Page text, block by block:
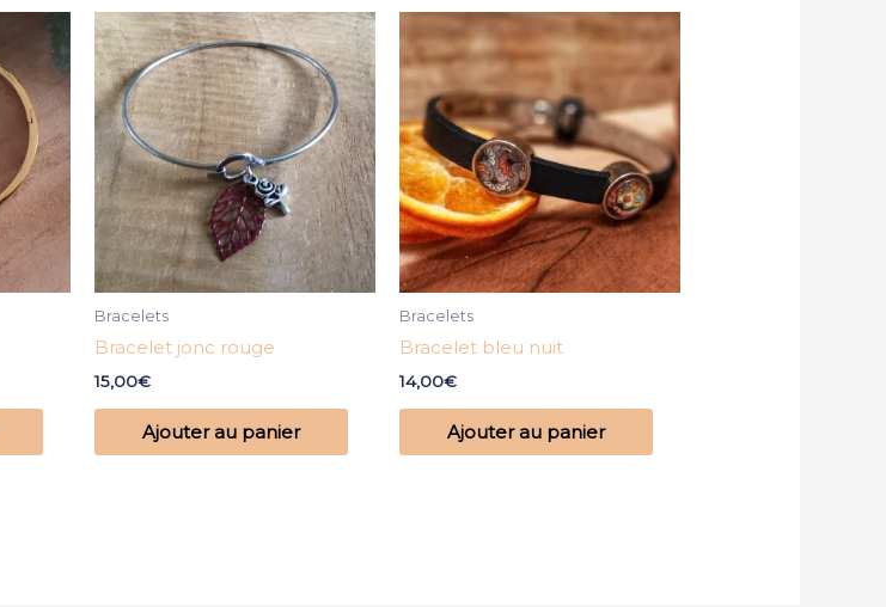
Bracelets
Bracelet jonc rouge
15,00€
Ajouter au panier
Bracelets
Bracelet bleu nuit
14,00€
Ajouter au panier